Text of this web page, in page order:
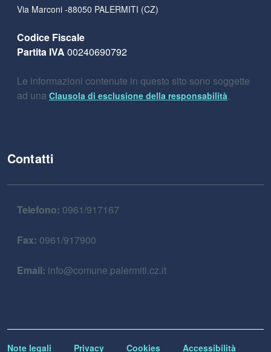
Via Marconi -88050 PALERMITI (CZ)
Codice Fiscale
Partita IVA 00240690792
Le informazioni contenute in questo sito sono soggette
ad una Clausola di esclusione della responsabilità.
Contatti
Telefono: 0961/917167
Fax: 0961/917900
Email: info@comune.palermiti.cz.it
Note legali Privacy Cookies Accessibilità